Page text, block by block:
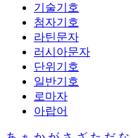
기술기호
첨자기호
라틴문자
러시아문자
단위기호
일반기호
로마자
아랍어